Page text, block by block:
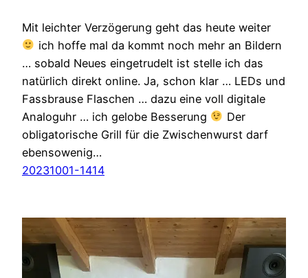
Mit leichter Verzögerung geht das heute weiter
ich hoffe mal da kommt noch mehr an Bildern
… sobald Neues eingetrudelt ist stelle ich das
natürlich direkt online. Ja, schon klar … LEDs und
Fassbrause Flaschen … dazu eine voll digitale
Analoguhr … ich gelobe Besserung
Der
obligatorische Grill für die Zwischenwurst darf
ebensowenig…
20231001-1414